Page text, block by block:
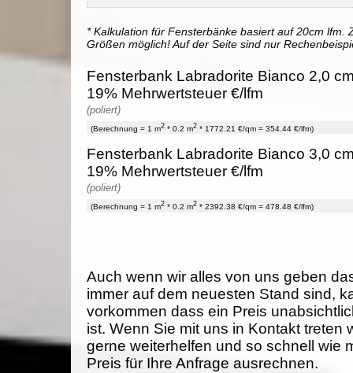
* Kalkulation für Fensterbänke basiert auf 20cm lfm.
Größen möglich! Auf der Seite sind nur
Fensterbank Labradorite Bianco 2,0
19% Mehrwertsteuer €/lfm
(poliert)
(Berechnung = 1 m2 * 0.2 m2 * 1772.21 €/qm = 354.44 €/lfm)
Fensterbank Labradorite Bianco 3,0
19% Mehrwertsteuer €/lfm
(poliert)
(Berechnung = 1 m2 * 0.2 m2 * 2392.38 €/qm = 478.48 €/lfm)
Auch wenn wir alles von uns geben
immer auf dem neuesten Stand sind,
vorkommen dass ein Preis
ist. Wenn Sie mit uns in Kontakt treten
gerne weiterhelfen und so schnell wie
Preis für Ihre Anfrage ausrechnen.